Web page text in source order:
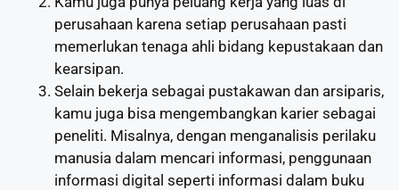
perusahaan karena setiap perusahaan pasti
memerlukan tenaga ahli bidang kepustakaan dan
kearsipan.
Selain bekerja sebagai pustakawan dan arsiparis,
kamu juga bisa mengembangkan karier sebagai
peneliti. Misalnya, dengan menganalisis perilaku
manusia dalam mencari informasi, penggunaan
informasi digital seperti informasi dalam buku